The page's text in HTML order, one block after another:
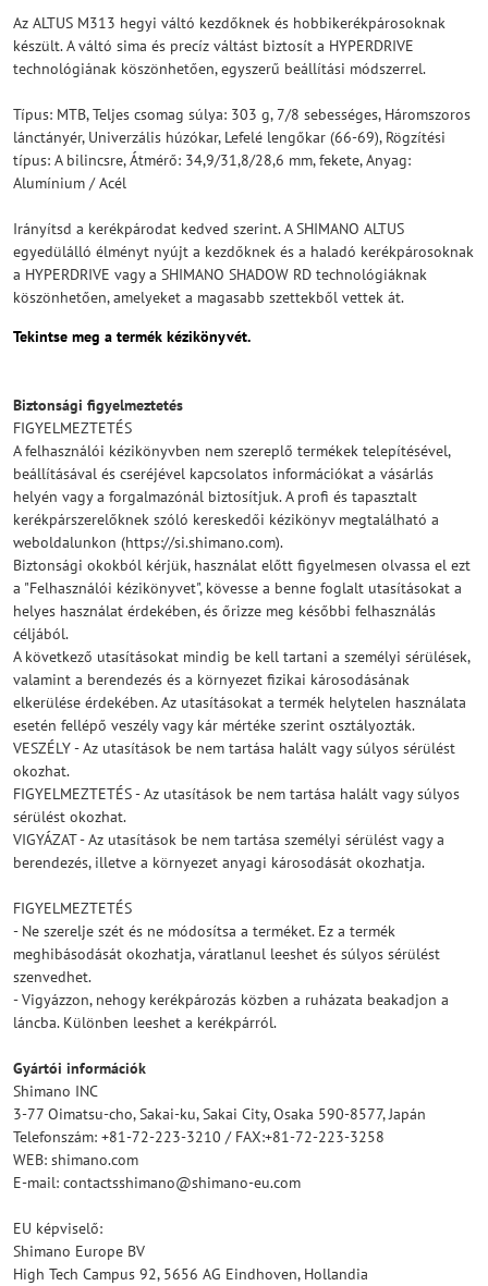
Az ALTUS M313 hegyi váltó kezdőknek és hobbikerékpárosoknak
készült. A váltó sima és precíz váltást biztosít a HYPERDRIVE
technológiának köszönhetően, egyszerű beállítási módszerrel.
Típus: MTB, Teljes csomag súlya: 303 g, 7/8 sebességes, Háromszoros
lánctányér, Univerzális húzókar, Lefelé lengőkar (66-69), Rögzítési
típus: A bilincsre, Átmérő: 34,9/31,8/28,6 mm, fekete, Anyag:
Alumínium / Acél
Irányítsd a kerékpárodat kedved szerint. A SHIMANO ALTUS
egyedülálló élményt nyújt a kezdőknek és a haladó kerékpárosoknak
a HYPERDRIVE vagy a SHIMANO SHADOW RD technológiáknak
köszönhetően, amelyeket a magasabb szettekből vettek át.
Tekintse meg a termék kézikönyvét.
Biztonsági figyelmeztetés
FIGYELMEZTETÉS
A felhasználói kézikönyvben nem szereplő termékek telepítésével,
beállításával és cseréjével kapcsolatos információkat a vásárlás
helyén vagy a forgalmazónál biztosítjuk. A profi és tapasztalt
kerékpárszerelőknek szóló kereskedői kézikönyv megtalálható a
weboldalunkon (https://si.shimano.com).
Biztonsági okokból kérjük, használat előtt figyelmesen olvassa el ezt
a "Felhasználói kézikönyvet", kövesse a benne foglalt utasításokat a
helyes használat érdekében, és őrizze meg későbbi felhasználás
céljából.
A következő utasításokat mindig be kell tartani a személyi sérülések,
valamint a berendezés és a környezet fizikai károsodásának
elkerülése érdekében. Az utasításokat a termék helytelen használata
esetén fellépő veszély vagy kár mértéke szerint osztályozták.
VESZÉLY - Az utasítások be nem tartása halált vagy súlyos sérülést
okozhat.
FIGYELMEZTETÉS - Az utasítások be nem tartása halált vagy súlyos
sérülést okozhat.
VIGYÁZAT - Az utasítások be nem tartása személyi sérülést vagy a
berendezés, illetve a környezet anyagi károsodását okozhatja.
FIGYELMEZTETÉS
- Ne szerelje szét és ne módosítsa a terméket. Ez a termék
meghibásodását okozhatja, váratlanul leeshet és súlyos sérülést
szenvedhet.
- Vigyázzon, nehogy kerékpározás közben a ruházata beakadjon a
láncba. Különben leeshet a kerékpárról.
Gyártói információk
Shimano INC
3-77 Oimatsu-cho, Sakai-ku, Sakai City, Osaka 590-8577, Japán
Telefonszám: +81-72-223-3210 / FAX:+81-72-223-3258
WEB: shimano.com
E-mail: contactsshimano@shimano-eu.com
EU képviselő:
Shimano Europe BV
High Tech Campus 92, 5656 AG Eindhoven, Hollandia